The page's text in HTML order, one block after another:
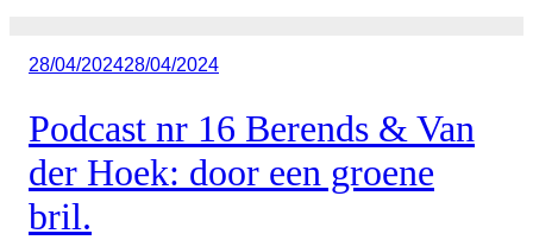
Geplaatst
28/04/202428/04/2024
Podcast nr 16 Berends & Van
der Hoek: door een groene
bril.